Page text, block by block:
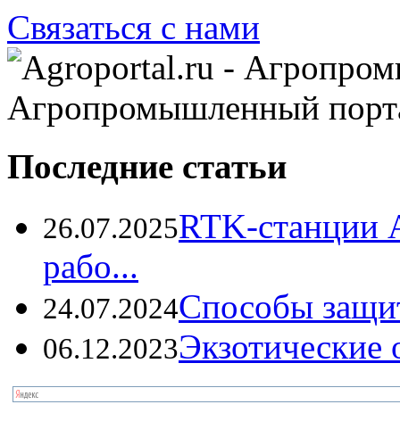
Связаться с нами
Агропромышленный
Последние статьи
26.07.2025RTK-станции
рабо...
24.07.2024Способы
06.12.2023